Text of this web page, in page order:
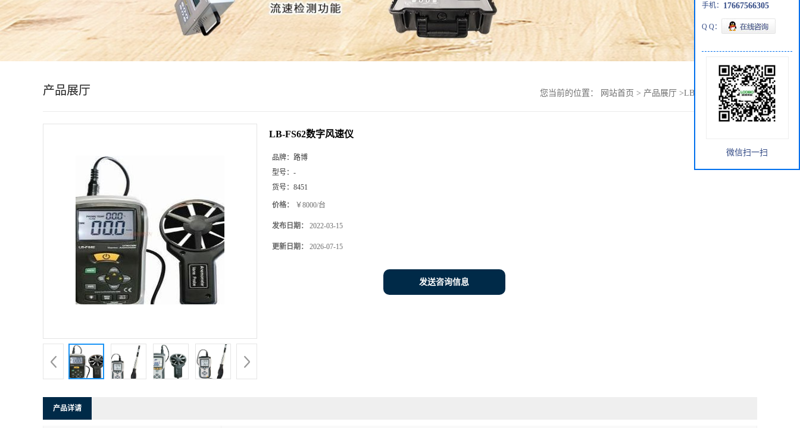
产品展厅 您当前的位置： 网站首页 > 产品展厅 >LB-FS62数字风速仪
LB-FS62数字风速仪
品牌： 路博
型号： -
货号： 8451
价格： ￥8000/台
发布日期： 2022-03-15
更新日期： 2026-07-15
发送咨询信息
产品详请
手机： 17667566305
Q Q：
微信扫一扫